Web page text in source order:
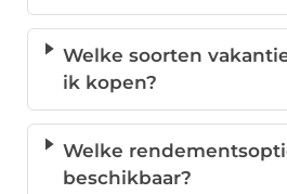
Welke soorten
ik kopen?
Welke
beschikbaar?